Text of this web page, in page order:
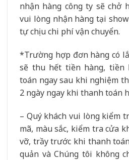
nhận hàng công ty sẽ chở
vui lòng nhận hàng tại
tự chịu chi phí vận chuyển.
*Trường hợp đơn hàng có
sẽ thu hết tiền hàng, tiền
toán ngay sau khi nghiệm
2 ngày ngay khi thanh toán
– Quý khách vui lòng kiểm
mã, màu sắc, kiểm tra cửa
vỡ, trầy trước khi thanh
quản và Chúng tôi không